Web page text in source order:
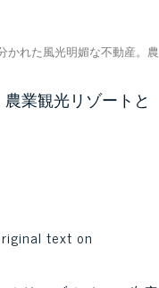
かれた風光明媚な不動産。農
業観光リゾートと
text on